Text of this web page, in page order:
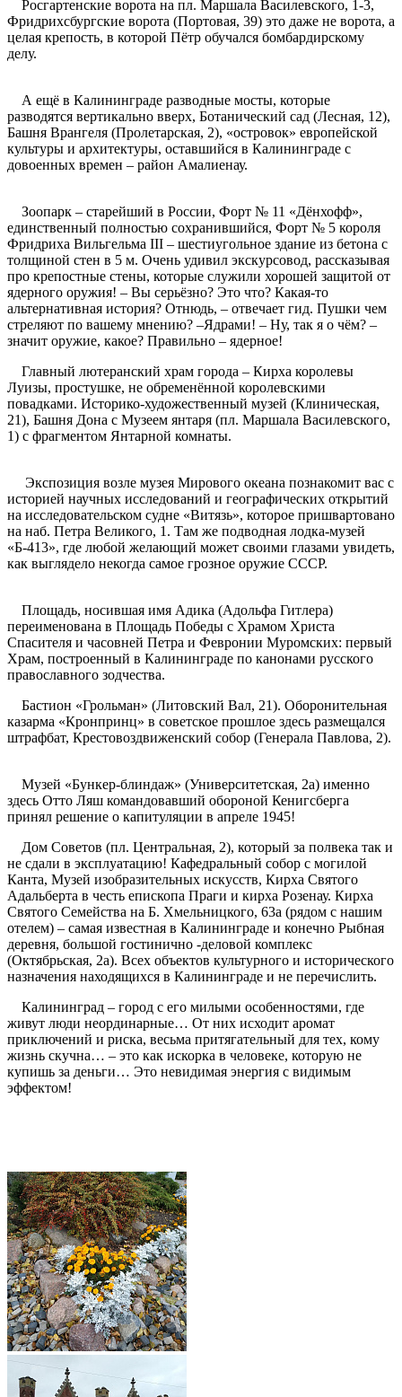
Росгартенские ворота на пл. Маршала Василевского, 1-3,
Фридрихсбургские ворота (Портовая, 39) это даже не ворота, а
целая крепость, в которой Пётр обучался бомбардирскому
делу.
А ещё в Калининграде разводные мосты, которые
разводятся вертикально вверх, Ботанический сад (Лесная, 12),
Башня Врангеля (Пролетарская, 2), «островок» европейской
культуры и архитектуры, оставшийся в Калининграде с
довоенных времен – район Амалиенау.
Зоопарк – старейший в России, Форт № 11 «Дёнхофф»,
единственный полностью сохранившийся, Форт № 5 короля
Фридриха Вильгельма III – шестиугольное здание из бетона с
толщиной стен в 5 м. Очень удивил экскурсовод, рассказывая
про крепостные стены, которые служили хорошей защитой от
ядерного оружия! – Вы серьёзно? Это что? Какая-то
альтернативная история? Отнюдь, – отвечает гид. Пушки чем
стреляют по вашему мнению? –Ядрами! – Ну, так я о чём? –
значит оружие, какое? Правильно – ядерное!
Главный лютеранский храм города – Кирха королевы
Луизы, простушке, не обременённой королевскими
повадками. Историко-художественный музей (Клиническая,
21), Башня Дона с Музеем янтаря (пл. Маршала Василевского,
1) с фрагментом Янтарной комнаты.
Экспозиция возле музея Мирового океана познакомит вас с
историей научных исследований и географических открытий
на исследовательском судне «Витязь», которое пришвартовано
на наб. Петра Великого, 1. Там же подводная лодка-музей
«Б-413», где любой желающий может своими глазами увидеть,
как выглядело некогда самое грозное оружие СССР.
Площадь, носившая имя Адика (Адольфа Гитлера)
переименована в Площадь Победы с Храмом Христа
Спасителя и часовней Петра и Февронии Муромских: первый
Храм, построенный в Калининграде по канонами русского
православного зодчества.
Бастион «Грольман» (Литовский Вал, 21). Оборонительная
казарма «Кронпринц» в советское прошлое здесь размещался
штрафбат, Крестовоздвиженский собор (Генерала Павлова, 2).
Музей «Бункер-блиндаж» (Университетская, 2а) именно
здесь Отто Ляш командовавший обороной Кенигсберга
принял решение о капитуляции в апреле 1945!
Дом Советов (пл. Центральная, 2), который за полвека так и
не сдали в эксплуатацию! Кафедральный собор с могилой
Канта, Музей изобразительных искусств, Кирха Святого
Адальберта в честь епископа Праги и кирха Розенау. Кирха
Святого Семейства на Б. Хмельницкого, 63а (рядом с нашим
отелем) – самая известная в Калининграде и конечно Рыбная
деревня, большой гостинично -деловой комплекс
(Октябрьская, 2а). Всех объектов культурного и исторического
назначения находящихся в Калининграде и не перечислить.
Калининград – город с его милыми особенностями, где
живут люди неординарные… От них исходит аромат
приключений и риска, весьма притягательный для тех, кому
жизнь скучна… – это как искорка в человеке, которую не
купишь за деньги… Это невидимая энергия с видимым
эффектом!